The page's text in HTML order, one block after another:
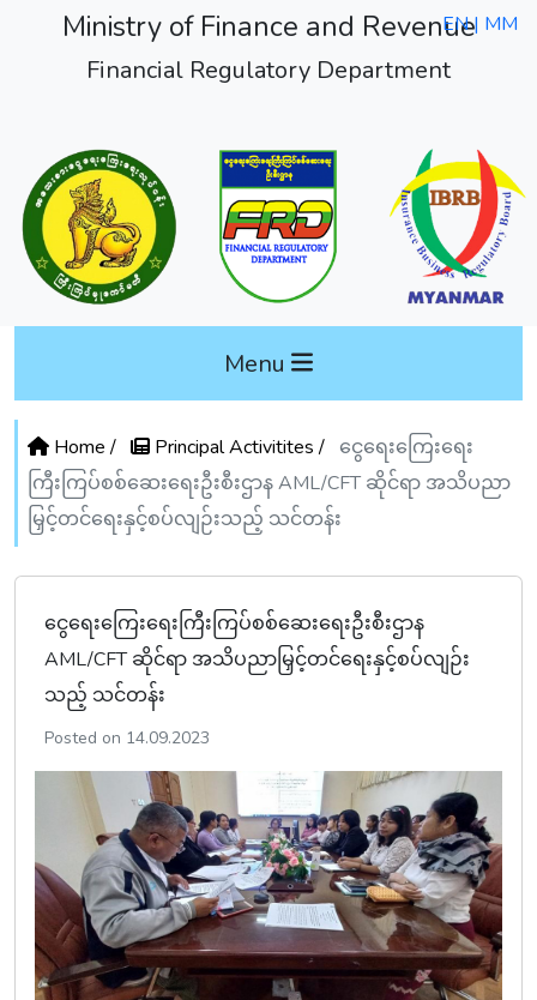
Ministry of Finance and Revenue
Financial Regulatory Department
EN | MM
Menu
Home / Principal Activitites / ငွေရေးကြေးရေး
ကြီးကြပ်စစ်ဆေးရေးဦးစီးဌာန AML/CFT ဆိုင်ရာ အသိပညာ
မြှင့်တင်ရေးနှင့်စပ်လျဉ်းသည့် သင်တန်း
ငွေရေးကြေးရေးကြီးကြပ်စစ်ဆေးရေးဦးစီးဌာန
AML/CFT ဆိုင်ရာ အသိပညာမြှင့်တင်ရေးနှင့်စပ်လျဉ်း
သည့် သင်တန်း
Posted on 14.09.2023